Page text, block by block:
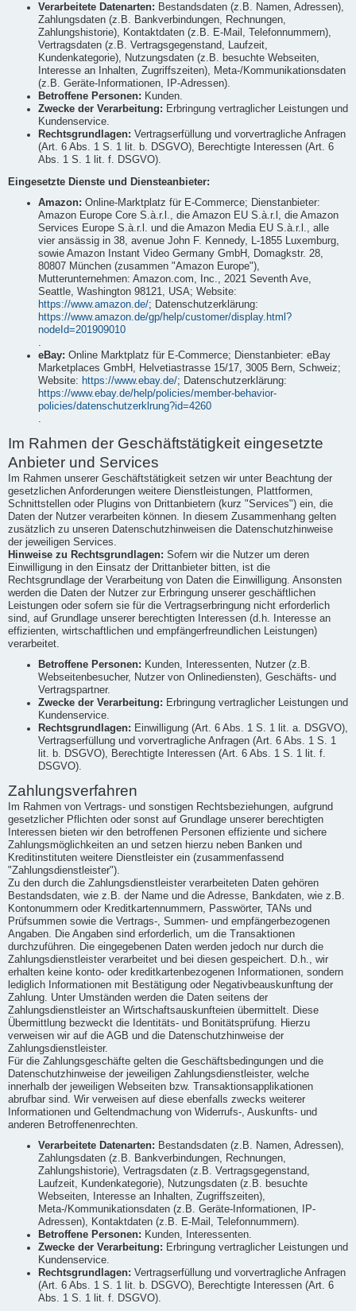
Verarbeitete Datenarten: Bestandsdaten (z.B. Namen, Adressen),
Zahlungsdaten (z.B. Bankverbindungen, Rechnungen,
Zahlungshistorie), Kontaktdaten (z.B. E-Mail, Telefonnummern),
Vertragsdaten (z.B. Vertragsgegenstand, Laufzeit,
Kundenkategorie), Nutzungsdaten (z.B. besuchte Webseiten,
Interesse an Inhalten, Zugriffszeiten), Meta-/Kommunikationsdaten
(z.B. Geräte-Informationen, IP-Adressen).
Betroffene Personen: Kunden.
Zwecke der Verarbeitung: Erbringung vertraglicher Leistungen und
Kundenservice.
Rechtsgrundlagen: Vertragserfüllung und vorvertragliche Anfragen
(Art. 6 Abs. 1 S. 1 lit. b. DSGVO), Berechtigte Interessen (Art. 6
Abs. 1 S. 1 lit. f. DSGVO).
Eingesetzte Dienste und Diensteanbieter:
Amazon: Online-Marktplatz für E-Commerce; Dienstanbieter:
Amazon Europe Core S.à.r.l., die Amazon EU S.à.r.l, die Amazon
Services Europe S.à.r.l. und die Amazon Media EU S.à.r.l., alle
vier ansässig in 38, avenue John F. Kennedy, L-1855 Luxemburg,
sowie Amazon Instant Video Germany GmbH, Domagkstr. 28,
80807 München (zusammen "Amazon Europe"),
Mutterunternehmen: Amazon.com, Inc., 2021 Seventh Ave,
Seattle, Washington 98121, USA; Website:
https://www.amazon.de/; Datenschutzerklärung:
https://www.amazon.de/gp/help/customer/display.html?
nodeId=201909010
eBay: Online Marktplatz für E-Commerce; Dienstanbieter: eBay
Marketplaces GmbH, Helvetiastrasse 15/17, 3005 Bern, Schweiz;
Website: https://www.ebay.de/; Datenschutzerklärung:
https://www.ebay.de/help/policies/member-behavior-
policies/datenschutzerklrung?id=4260
Im Rahmen der Geschäftstätigkeit eingesetzte
Anbieter und Services
Im Rahmen unserer Geschäftstätigkeit setzen wir unter Beachtung der
gesetzlichen Anforderungen weitere Dienstleistungen, Plattformen,
Schnittstellen oder Plugins von Drittanbietern (kurz "Services") ein, die
Daten der Nutzer verarbeiten können. In diesem Zusammenhang gelten
zusätzlich zu unseren Datenschutzhinweisen die Datenschutzhinweise
der jeweiligen Services.
Hinweise zu Rechtsgrundlagen: Sofern wir die Nutzer um deren
Einwilligung in den Einsatz der Drittanbieter bitten, ist die
Rechtsgrundlage der Verarbeitung von Daten die Einwilligung. Ansonsten
werden die Daten der Nutzer zur Erbringung unserer geschäftlichen
Leistungen oder sofern sie für die Vertragserbringung nicht erforderlich
sind, auf Grundlage unserer berechtigten Interessen (d.h. Interesse an
effizienten, wirtschaftlichen und empfängerfreundlichen Leistungen)
verarbeitet.
Betroffene Personen: Kunden, Interessenten, Nutzer (z.B.
Webseitenbesucher, Nutzer von Onlinediensten), Geschäfts- und
Vertragspartner.
Zwecke der Verarbeitung: Erbringung vertraglicher Leistungen und
Kundenservice.
Rechtsgrundlagen: Einwilligung (Art. 6 Abs. 1 S. 1 lit. a. DSGVO),
Vertragserfüllung und vorvertragliche Anfragen (Art. 6 Abs. 1 S. 1
lit. b. DSGVO), Berechtigte Interessen (Art. 6 Abs. 1 S. 1 lit. f.
DSGVO).
Zahlungsverfahren
Im Rahmen von Vertrags- und sonstigen Rechtsbeziehungen, aufgrund
gesetzlicher Pflichten oder sonst auf Grundlage unserer berechtigten
Interessen bieten wir den betroffenen Personen effiziente und sichere
Zahlungsmöglichkeiten an und setzen hierzu neben Banken und
Kreditinstituten weitere Dienstleister ein (zusammenfassend
"Zahlungsdienstleister").
Zu den durch die Zahlungsdienstleister verarbeiteten Daten gehören
Bestandsdaten, wie z.B. der Name und die Adresse, Bankdaten, wie z.B.
Kontonummern oder Kreditkartennummern, Passwörter, TANs und
Prüfsummen sowie die Vertrags-, Summen- und empfängerbezogenen
Angaben. Die Angaben sind erforderlich, um die Transaktionen
durchzuführen. Die eingegebenen Daten werden jedoch nur durch die
Zahlungsdienstleister verarbeitet und bei diesen gespeichert. D.h., wir
erhalten keine konto- oder kreditkartenbezogenen Informationen, sondern
lediglich Informationen mit Bestätigung oder Negativbeauskunftung der
Zahlung. Unter Umständen werden die Daten seitens der
Zahlungsdienstleister an Wirtschaftsauskunfteien übermittelt. Diese
Übermittlung bezweckt die Identitäts- und Bonitätsprüfung. Hierzu
verweisen wir auf die AGB und die Datenschutzhinweise der
Zahlungsdienstleister.
Für die Zahlungsgeschäfte gelten die Geschäftsbedingungen und die
Datenschutzhinweise der jeweiligen Zahlungsdienstleister, welche
innerhalb der jeweiligen Webseiten bzw. Transaktionsapplikationen
abrufbar sind. Wir verweisen auf diese ebenfalls zwecks weiterer
Informationen und Geltendmachung von Widerrufs-, Auskunfts- und
anderen Betroffenenrechten.
Verarbeitete Datenarten: Bestandsdaten (z.B. Namen, Adressen),
Zahlungsdaten (z.B. Bankverbindungen, Rechnungen,
Zahlungshistorie), Vertragsdaten (z.B. Vertragsgegenstand,
Laufzeit, Kundenkategorie), Nutzungsdaten (z.B. besuchte
Webseiten, Interesse an Inhalten, Zugriffszeiten),
Meta-/Kommunikationsdaten (z.B. Geräte-Informationen, IP-
Adressen), Kontaktdaten (z.B. E-Mail, Telefonnummern).
Betroffene Personen: Kunden, Interessenten.
Zwecke der Verarbeitung: Erbringung vertraglicher Leistungen und
Kundenservice.
Rechtsgrundlagen: Vertragserfüllung und vorvertragliche Anfragen
(Art. 6 Abs. 1 S. 1 lit. b. DSGVO), Berechtigte Interessen (Art. 6
Abs. 1 S. 1 lit. f. DSGVO).